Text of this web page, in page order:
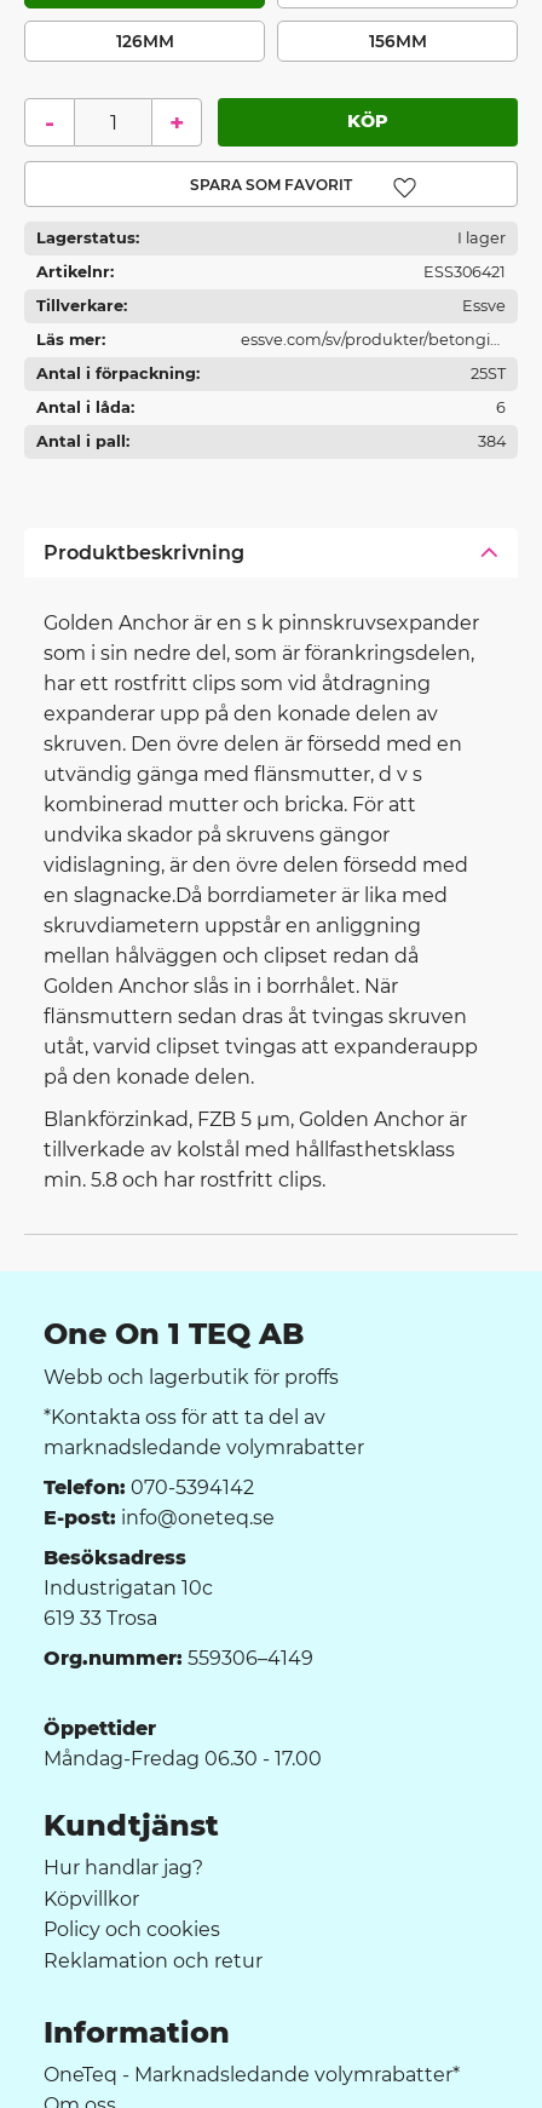
126MM 156MM
+
-
Lägg till i favoriter
Lagerstatus
I lager
Artikelnr
ESS306421
Tillverkare
Essve
Läs mer
essve.com/sv/produkter/betonginf
astningar/
Antal i förpackning
25ST
Antal i låda
6
Antal i pall
384
Produktbeskrivning
Golden Anchor är en s k pinnskruvsexpander
som i sin nedre del, som är förankringsdelen,
har ett rostfritt clips som vid åtdragning
expanderar upp på den konade delen av
skruven. Den övre delen är försedd med en
utvändig gänga med flänsmutter, d v s
kombinerad mutter och bricka. För att
undvika skador på skruvens gängor
vidislagning, är den övre delen försedd med
en slagnacke.Då borrdiameter är lika med
skruvdiametern uppstår en anliggning
mellan hålväggen och clipset redan då
Golden Anchor slås in i borrhålet. När
flänsmuttern sedan dras åt tvingas skruven
utåt, varvid clipset tvingas att expanderaupp
på den konade delen.
Blankförzinkad, FZB 5 µm, Golden Anchor är
tillverkade av kolstål med hållfasthetsklass
min. 5.8 och har rostfritt clips.
One On 1 TEQ AB
Webb och lagerbutik för proffs
*Kontakta oss för att ta del av
marknadsledande volymrabatter
Telefon: 070-5394142
E-post: info@oneteq.se
Besöksadress
Industrigatan 10c
619 33 Trosa
Org.nummer: 559306–4149
Öppettider
Måndag-Fredag 06.30 - 17.00
Kundtjänst
Hur handlar jag?
Köpvillkor
Policy och cookies
Reklamation och retur
Information
OneTeq - Marknadsledande volymrabatter*